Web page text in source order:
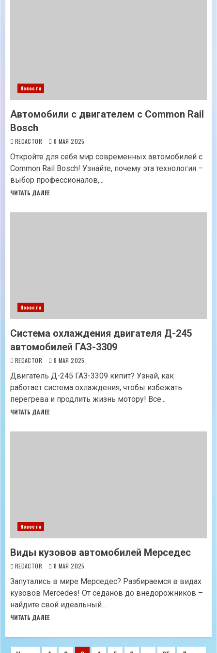
Новости
Автомобили с двигателем с Common Rail
Bosch
REDACTOR 8 МАЯ 2025
Откройте для себя мир современных автомобилей с
Common Rail Bosch! Узнайте, почему эта технология –
выбор профессионалов,...
ЧИТАТЬ ДАЛЕЕ
Новости
Система охлаждения двигателя Д-245
автомобилей ГАЗ-3309
REDACTOR 8 МАЯ 2025
Двигатель Д-245 ГАЗ-3309 кипит? Узнай, как
работает система охлаждения, чтобы избежать
перегрева и продлить жизнь мотору! Все...
ЧИТАТЬ ДАЛЕЕ
Новости
Виды кузовов автомобилей Мерседес
REDACTOR 8 МАЯ 2025
Запутались в мире Мерседес? Разбираемся в видах
кузовов Mercedes! От седанов до внедорожников –
найдите свой идеальный...
ЧИТАТЬ ДАЛЕЕ